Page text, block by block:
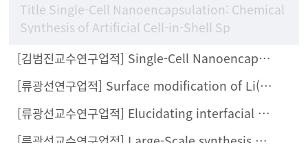
Title Single-Cell Nanoencapsulation: Chemical
Synthesis of Artificial Cell-in-Shell Sp
[김범진교수연구업적] Single-Cell Nanoencapsulation Enables Fabrication of Probiotics-Loaded Hydrogel Dressing with Improved Wound Healing Efficacy In Vivo
[류광선연구업적] Surface modification of Li(Ni0.8Co0.1Mn0.1)O2 with Li2ZrCl6 halide solid electrolyte for all-solid-state batteries
[류광선교수연구업적] Elucidating interfacial behaviors of Li-ion argyrodites through μ-cavity electrode analysis
[류광선교수연구업적] Large-Scale synthesis of metal halide doped Li7P2S8X solid electrolytes and their compatibility with organic solvents and binders